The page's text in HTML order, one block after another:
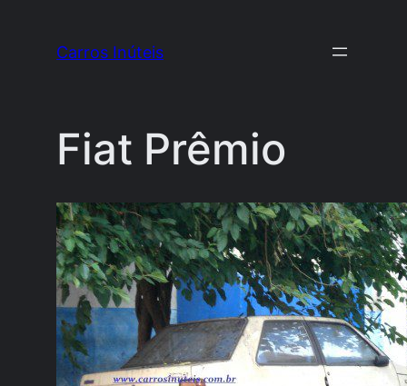
Carros Inúteis
Fiat Prêmio